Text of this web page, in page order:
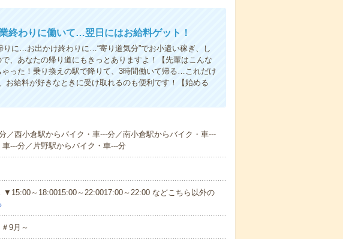
終わりに働いて…翌日にはお給料ゲット！
に…お出かけ終わりに…“寄り道気分”でお小遣い稼ぎ、し
、あなたの帰り道にもきっとありますよ！【先輩はこんな
った！乗り換えの駅で降りて、3時間働いて帰る…これだけ
お給料が好きなときに受け取れるのも便利です！【始める
／西小倉駅からバイク・車---分／南小倉駅からバイク・車---
---分／片野駅からバイク・車---分
～18:0015:00～22:0017:00～22:00 などこちら以外の
9月～